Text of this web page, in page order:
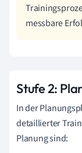
messbare
Stufe 2:
In der
detaillierter
Planung sind: